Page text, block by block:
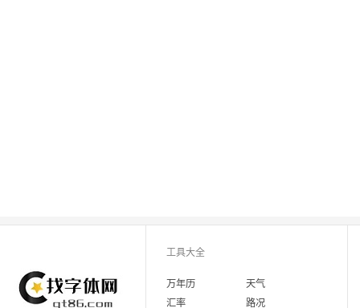
工具大全
万年历
天气
汇率
路况